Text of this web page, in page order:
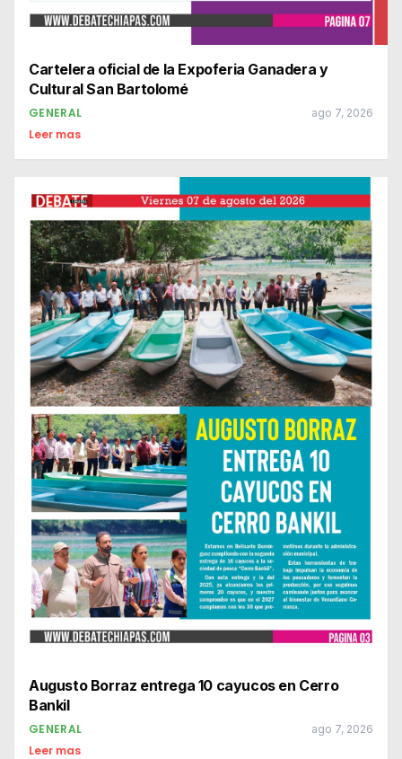
Cartelera oficial de la Expoferia Ganadera y
Cultural San Bartolomé
GENERAL ago 7, 2026
Leer mas
Augusto Borraz entrega 10 cayucos en Cerro
Bankil
GENERAL ago 7, 2026
Leer mas